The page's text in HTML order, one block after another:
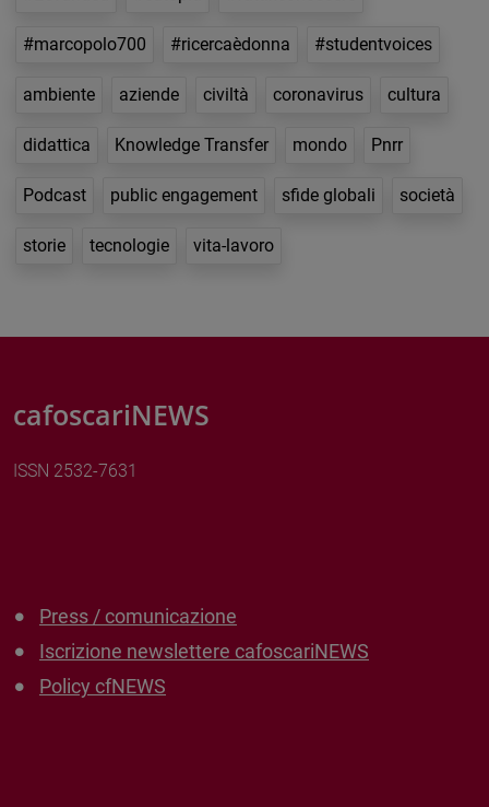
#marcopolo700 #ricercaèdonna #studentvoices
ambiente aziende civiltà coronavirus cultura
didattica Knowledge Transfer mondo Pnrr
Podcast public engagement sfide globali società
storie tecnologie vita-lavoro
cafoscariNEWS
ISSN 2532-7631
Press / comunicazione
Iscrizione newslettere cafoscariNEWS
Policy cfNEWS